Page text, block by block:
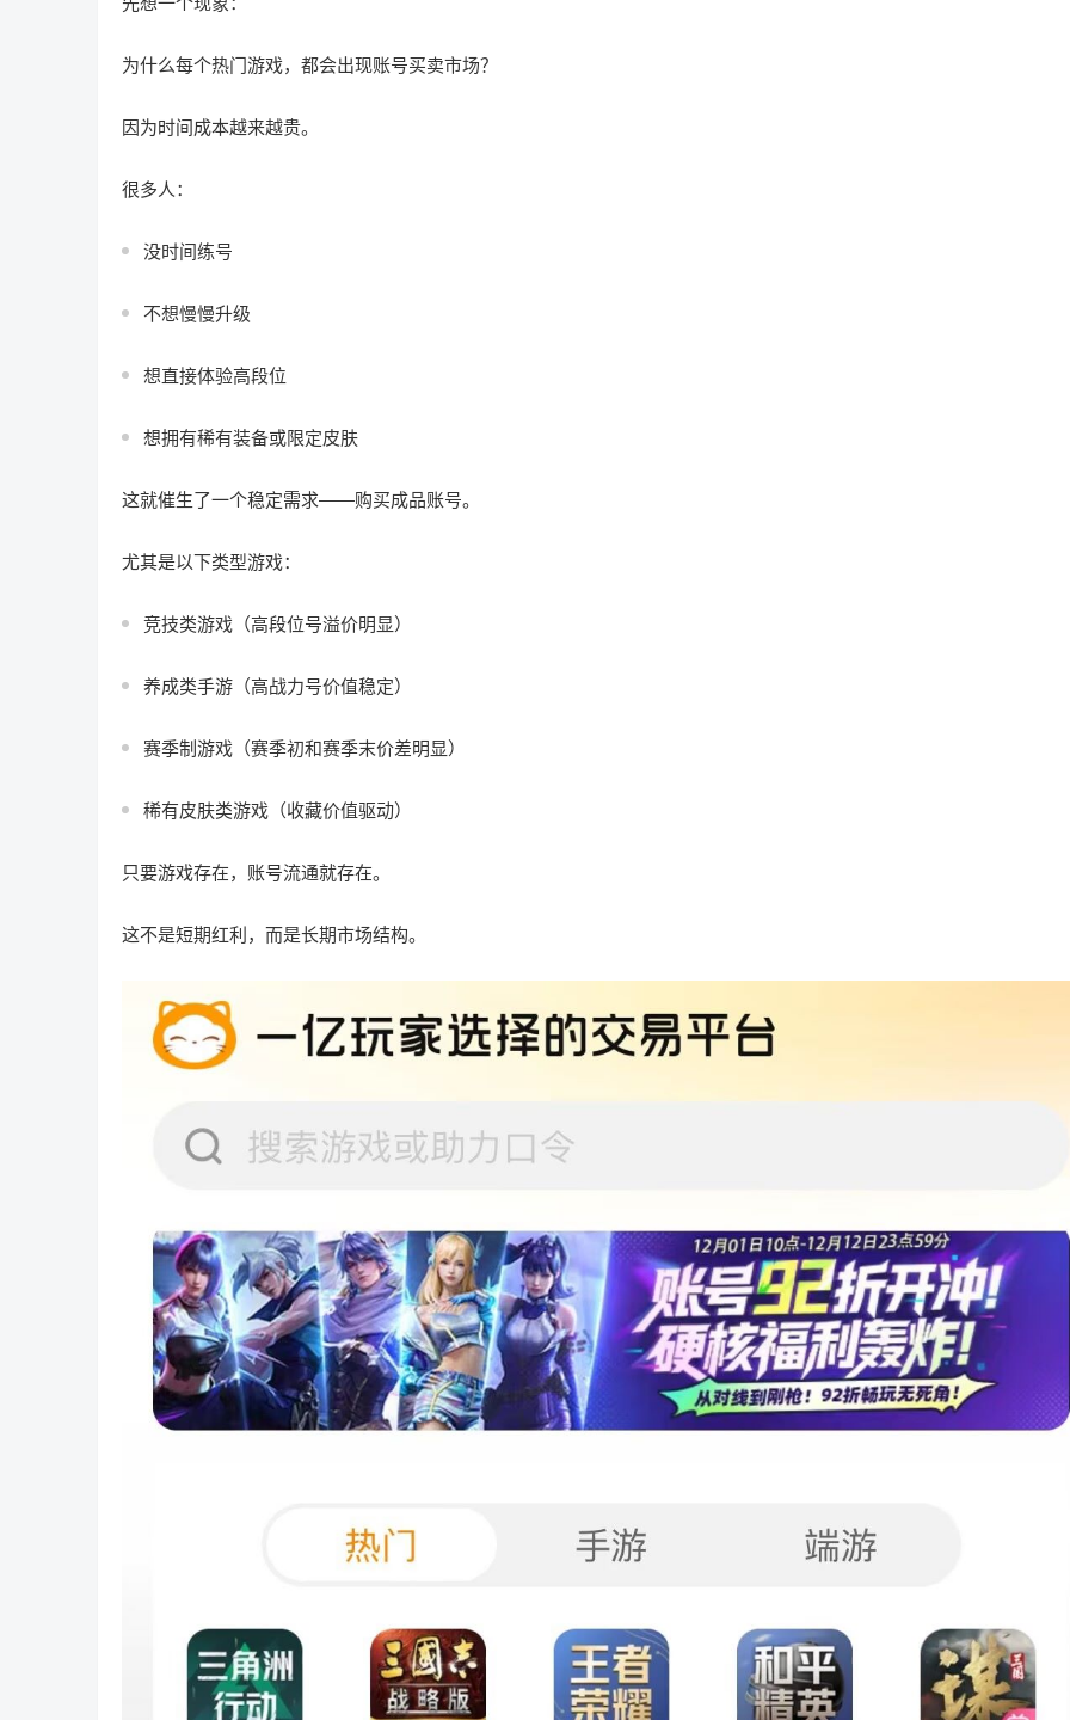
为什么每个热门游戏，都会出现账号买卖市场？
因为时间成本越来越贵。
很多人：
没时间练号
不想慢慢升级
想直接体验高段位
想拥有稀有装备或限定皮肤
这就催生了一个稳定需求——购买成品账号。
尤其是以下类型游戏：
竞技类游戏（高段位号溢价明显）
养成类手游（高战力号价值稳定）
赛季制游戏（赛季初和赛季末价差明显）
稀有皮肤类游戏（收藏价值驱动）
只要游戏存在，账号流通就存在。
这不是短期红利，而是长期市场结构。